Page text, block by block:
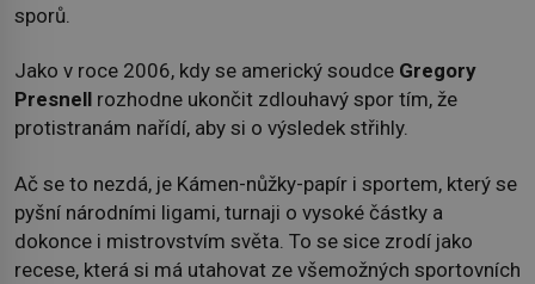
sporů.
Jako v roce 2006, kdy se americký soudce Gregory
Presnell rozhodne ukončit zdlouhavý spor tím, že
protistranám nařídí, aby si o výsledek střihly.
Ač se to nezdá, je Kámen-nůžky-papír i sportem, který se
pyšní národními ligami, turnaji o vysoké částky a
dokonce i mistrovstvím světa. To se sice zrodí jako
recese, která si má utahovat ze všemožných sportovních